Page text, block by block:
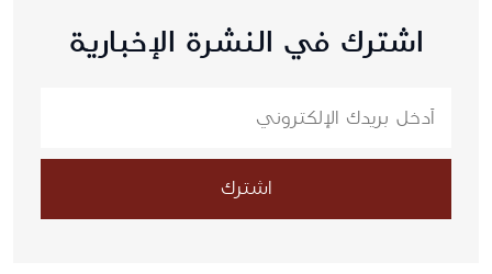
اشترك في النشرة الإخبارية
اشترك